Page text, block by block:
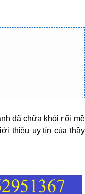
đã chữa khỏi nổi mề
thiệu uy tín của thầy